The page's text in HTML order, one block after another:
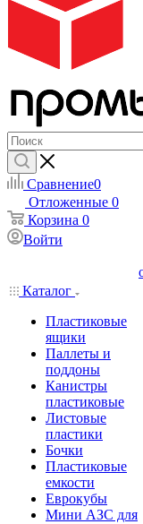
Сравнение0
Отложенные 0
Корзина 0
Войти
Каталог
Пластиковые
ящики
Паллеты и
поддоны
Канистры
пластиковые
Листовые
пластики
Бочки
Пластиковые
емкости
Еврокубы
Мини АЗС для